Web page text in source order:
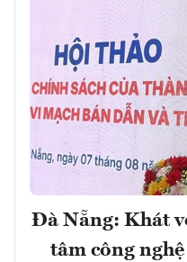
Đà Nẵng: Khát
tâm công